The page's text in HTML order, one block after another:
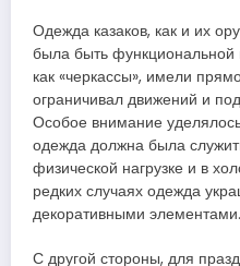
Одежда казаков, как и их
была быть функциональной
как «черкассы», имели
ограничивал движений и
Особое внимание
одежда должна была
физической нагрузке и в
редких случаях одежда
декоративными элементами.
С другой стороны, для